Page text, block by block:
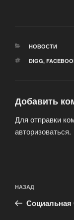
РУБРИКИ
НОВОСТИ
МЕТКИ
DIGG,
Добавить
Для отправки
авторизоваться.
по
записям
Предыдущая
запись:
НАЗАД